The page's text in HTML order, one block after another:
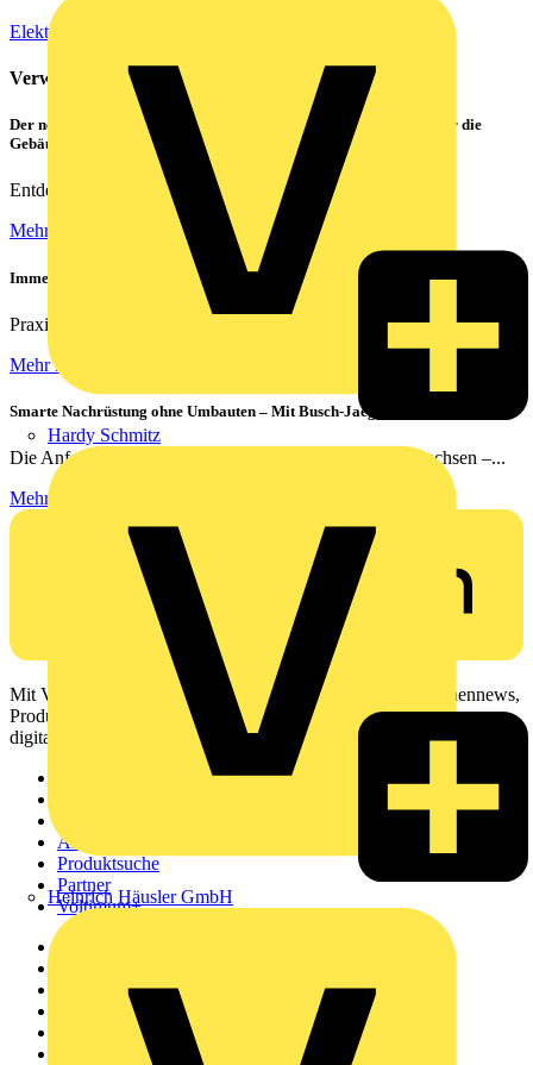
Hardy Schmitz
Heinrich Häusler GmbH
Elektroinstallation
Verwandte Inhalte
Der neue CATAN C1 von PHOENIX CONTACT – das Highlight für die
Gebäudesteuerung
Entdecken Sie die Zukunft der smarten Gebäudetechnik!
Mehr lesen
Immer das richtige Bild | Kameras richtig vernetzen
Praxisnahe Lösungen für die optimale Netzwerkverkabelung von...
Mehr lesen
Smarte Nachrüstung ohne Umbauten – Mit Busch-Jaeger renovieren
Die Anforderungen an moderne Elektroinstallationen wachsen –...
Mehr lesen
Mit Voltimum erhalten Elektrofachkräfte Zugang zu Branchennews,
Produktinformationen, Schulungen und Tools – alles auf einer
digitalen Plattform und Community.
Akademie
Produktsuche
Partner
Voltimum+
Downloadbereich (PDFs)
Häufig gestellte Fragen
voltimum.com